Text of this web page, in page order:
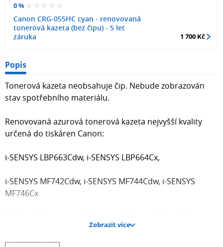
0 %
Canon CRG-055HC cyan - renovovaná
tonerová kazeta (bez čipu) - 5 let
záruka
1 700 Kč
Popis
Tonerová kazeta neobsahuje čip. Nebude zobrazován
stav spotřebního materiálu.
Renovovaná azurová tonerová kazeta nejvyšší kvality
určená do tiskáren Canon:
i-SENSYS LBP663Cdw, i-SENSYS LBP664Cx,
i-SENSYS MF742Cdw, i-SENSYS MF744Cdw, i-SENSYS
MF746Cx
nás neváhejte kontaktovat - rádi Vám poradíme. Nemusí
zde být uvedeny všechny
Zobrazit více